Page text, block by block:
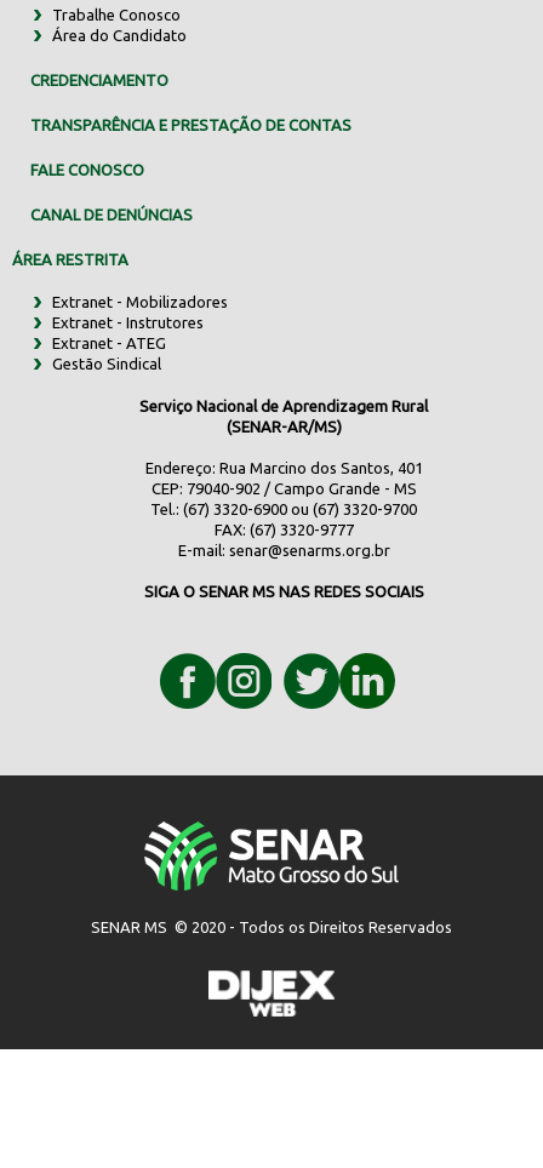
Trabalhe Conosco
Área do Candidato
CREDENCIAMENTO
TRANSPARÊNCIA E PRESTAÇÃO DE CONTAS
FALE CONOSCO
CANAL DE DENÚNCIAS
ÁREA RESTRITA
Extranet - Mobilizadores
Extranet - Instrutores
Extranet - ATEG
Gestão Sindical
Serviço Nacional de Aprendizagem Rural
(SENAR-AR/MS)
Endereço: Rua Marcino dos Santos, 401
CEP: 79040-902 / Campo Grande - MS
Tel.: (67) 3320-6900 ou (67) 3320-9700
FAX: (67) 3320-9777
E-mail: senar@senarms.org.br
SIGA O SENAR MS NAS REDES SOCIAIS
SENAR MS © 2020 - Todos os Direitos Reservados